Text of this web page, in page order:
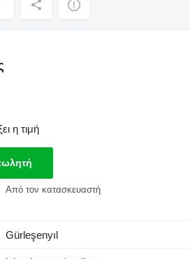
η τιμή
Από τον κατασκευαστή
Gürleşenyıl